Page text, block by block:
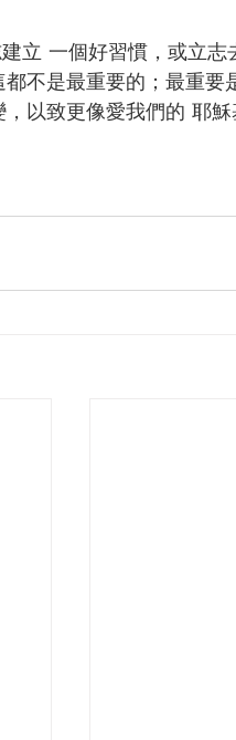
立 一個好習慣，或立志
不是最重要的；最重要
以致更像愛我們的 耶穌